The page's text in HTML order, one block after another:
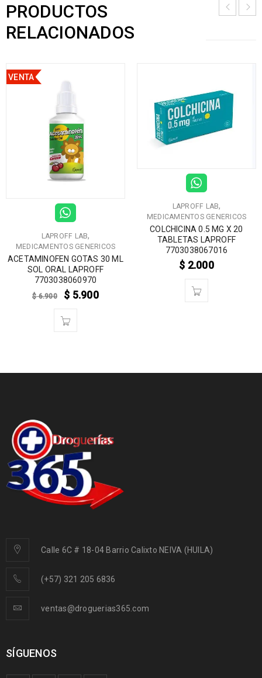
PRODUCTOS
RELACIONADOS
VENTA
LAPROFF LAB,
MEDICAMENTOS GENERICOS
ACETAMINOFEN GOTAS 30 ML
SOL ORAL LAPROFF
7703038060970
$6.900 $ 5.900
LAPROFF LAB,
MEDICAMENTOS GENERICOS
COLCHICINA 0.5 MG X 20
TABLETAS LAPROFF
7703038067016
$ 2.000
Calle 6C # 18-04 Barrio Calixto NEIVA (HUILA)
(+57) 321 205 6836
ventas@droguerias365.com
SÍGUENOS